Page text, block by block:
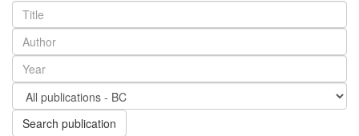
Search publication